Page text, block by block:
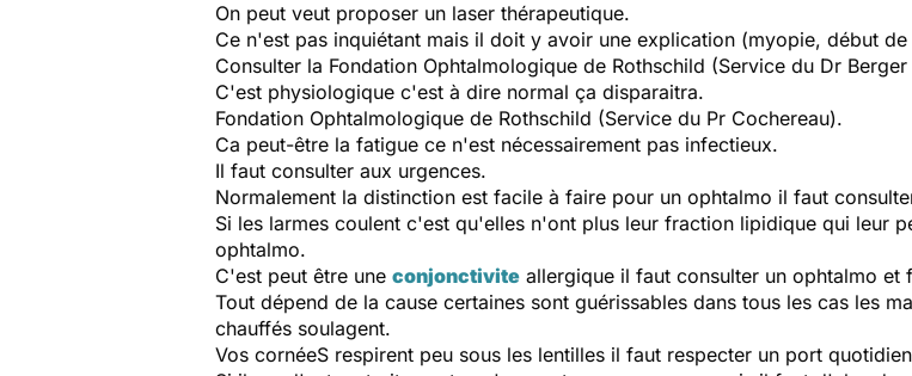
On peut veut proposer un laser thérapeutique.
Ce n'est pas inquiétant mais il doit y avoir une explication (myopie, début
Consulter la Fondation Ophtalmologique de Rothschild (Service du Dr
C'est physiologique c'est à dire normal ça disparaitra.
Fondation Ophtalmologique de Rothschild (Service du Pr Cochereau).
Ca peut-être la fatigue ce n'est nécessairement pas infectieux.
Il faut consulter aux urgences.
Normalement la distinction est facile à faire pour un ophtalmo il faut
Si les larmes coulent c'est qu'elles n'ont plus leur fraction lipidique qui leur
ophtalmo.
C'est peut être une conjonctivite allergique il faut consulter un ophtalmo et
Tout dépend de la cause certaines sont guérissables dans tous les cas les
chauffés soulagent.
Vos cornéeS respirent peu sous les lentilles il faut respecter un port